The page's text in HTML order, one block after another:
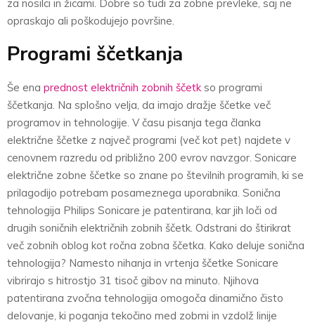
za nosilci in žicami. Dobre so tudi za zobne prevleke, saj ne
opraskajo ali poškodujejo površine.
Programi ščetkanja
Še ena prednost električnih zobnih ščetk so programi
ščetkanja. Na splošno velja, da imajo dražje ščetke več
programov in tehnologije. V času pisanja tega članka
električne ščetke z največ programi (več kot pet) najdete v
cenovnem razredu od približno 200 evrov navzgor. Sonicare
električne zobne ščetke so znane po številnih programih, ki se
prilagodijo potrebam posameznega uporabnika. Sonična
tehnologija Philips Sonicare je patentirana, kar jih loči od
drugih soničnih električnih zobnih ščetk. Odstrani do štirikrat
več zobnih oblog kot ročna zobna ščetka. Kako deluje sonična
tehnologija? Namesto nihanja in vrtenja ščetke Sonicare
vibrirajo s hitrostjo 31 tisoč gibov na minuto. Njihova
patentirana zvočna tehnologija omogoča dinamično čisto
delovanje, ki poganja tekočino med zobmi in vzdolž linije